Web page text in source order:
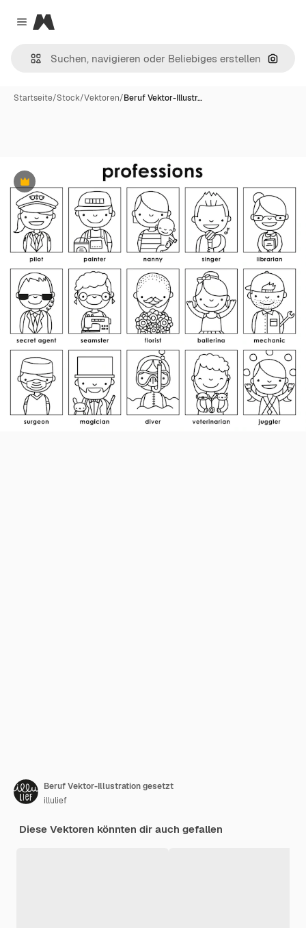
Close menu
Magnific
Nach
Startseite/Stock/Vektoren/Beruf Vektor-Illustr…
Premium
Beruf Vektor-Illustration gesetzt
illulief
Diese Vektoren könnten dir auch gefallen